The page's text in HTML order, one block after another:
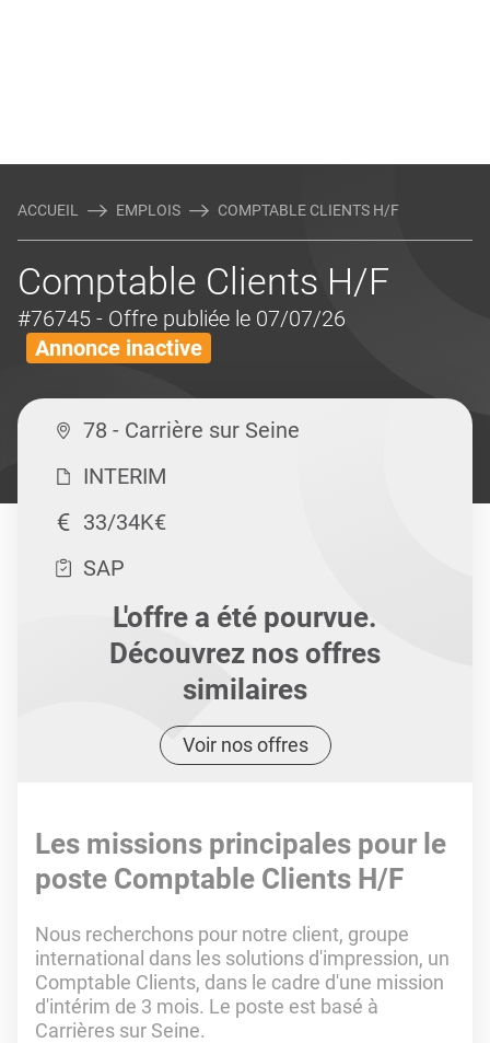
ACCUEIL EMPLOIS COMPTABLE CLIENTS H/F
Comptable Clients H/F
#76745 - Offre publiée le 07/07/26
Annonce inactive
78 - Carrière sur Seine
INTERIM
33/34K€
SAP
L'offre a été pourvue.
Découvrez nos offres
similaires
Voir nos offres
Les missions principales pour le
poste Comptable Clients H/F
Nous recherchons pour notre client, groupe
international dans les solutions d'impression, un
Comptable Clients, dans le cadre d'une mission
d'intérim de 3 mois. Le poste est basé à
Carrières sur Seine.